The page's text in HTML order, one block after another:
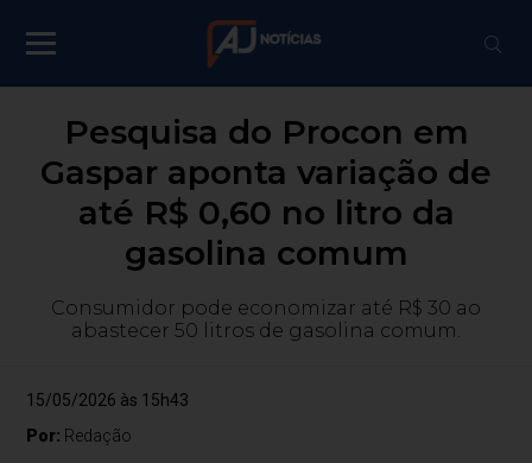
Pesquisa do Procon em
Gaspar aponta variação de
até R$ 0,60 no litro da
gasolina comum
Consumidor pode economizar até R$ 30 ao
abastecer 50 litros de gasolina comum.
15/05/2026 às 15h43
Por: Redação